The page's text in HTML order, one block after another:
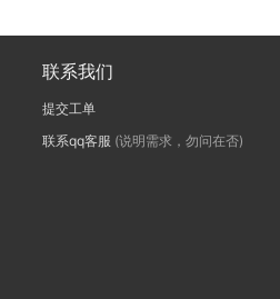
联系我们
提交工单
联系qq客服 (说明需求，勿问在否)